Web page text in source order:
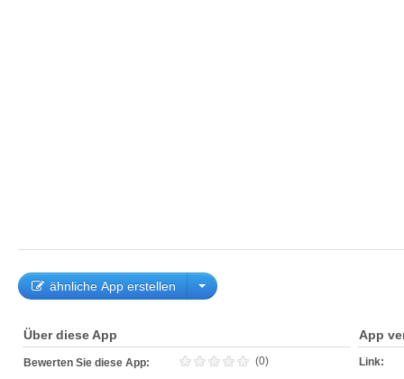
ähnliche App erstellen
Über diese App
Bewerten Sie diese App: (0)
App
Link: